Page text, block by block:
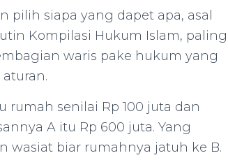
pilih siapa yang dapet apa, asal
Kompilasi Hukum Islam, paling
waris pake hukum yang
senilai Rp 100 juta dan
A itu Rp 600 juta. Yang
wasiat biar rumahnya jatuh ke B.